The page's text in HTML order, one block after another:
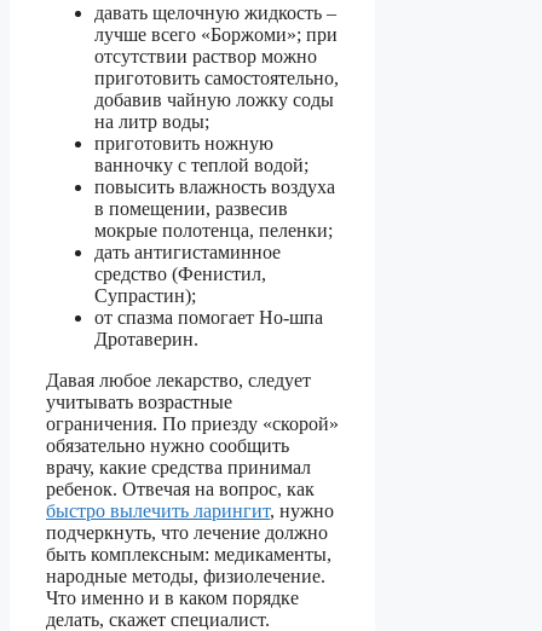
давать щелочную жидкость –
лучше всего «Боржоми»; при
отсутствии раствор можно
приготовить самостоятельно,
добавив чайную ложку соды
на литр воды;
приготовить ножную
ванночку с теплой водой;
повысить влажность воздуха
в помещении, развесив
мокрые полотенца, пеленки;
дать антигистаминное
средство (Фенистил,
Супрастин);
от спазма помогает Но-шпа
Дротаверин.
Давая любое лекарство, следует
учитывать возрастные
ограничения. По приезду «скорой»
обязательно нужно сообщить
врачу, какие средства принимал
ребенок. Отвечая на вопрос, как
быстро вылечить ларингит, нужно
подчеркнуть, что лечение должно
быть комплексным: медикаменты,
народные методы, физиолечение.
Что именно и в каком порядке
делать, скажет специалист.